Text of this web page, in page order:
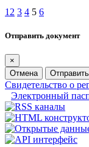
1 2 3 4 5 6
Отправить документ
×
Отмена
Отправить
Свидетельство о
Электронный